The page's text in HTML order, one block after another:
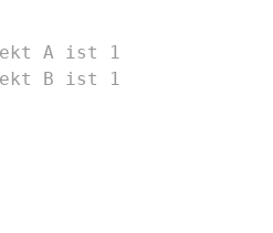
A ist 1
B ist 1